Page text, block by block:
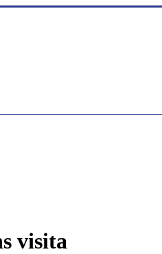
visita